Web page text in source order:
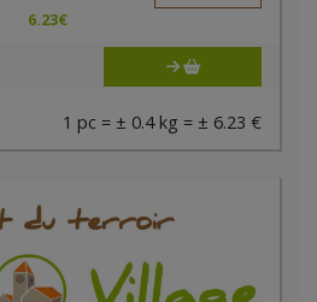
6.23€
1 pc = ± 0.4 kg = ± 6.23 €